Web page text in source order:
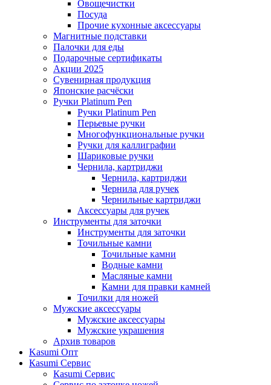
Овощечистки
Посуда
Прочие кухонные аксессуары
Магнитные подставки
Палочки для еды
Подарочные сертификаты
Акции 2025
Сувенирная продукция
Японские расчёски
Ручки Platinum Pen
Ручки Platinum Pen
Перьевые ручки
Многофункциональные ручки
Ручки для каллиграфии
Шариковые ручки
Чернила, картриджи
Чернила, картриджи
Чернила для ручек
Чернильные картриджи
Аксессуары для ручек
Инструменты для заточки
Инструменты для заточки
Точильные камни
Точильные камни
Водные камни
Масляные камни
Камни для правки камней
Точилки для ножей
Мужские аксессуары
Мужские аксессуары
Мужские украшения
Архив товаров
Kasumi Опт
Кasumi Сервис
Кasumi Сервис